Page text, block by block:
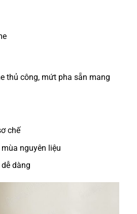
thủ công, mứt pha sẵn mang
chế
nguyên liệu
dàng